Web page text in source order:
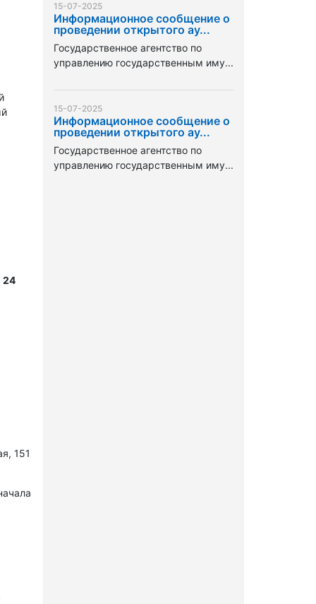
24
151
15-07-2025
Информационное сообщение о
проведении открытого ау...
Государственное агентство по
управлению государственным иму...
15-07-2025
Информационное сообщение о
проведении открытого ау...
Государственное агентство по
управлению государственным иму...